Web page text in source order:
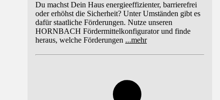
Du machst Dein Haus energieeffizienter, barrierefrei
oder erhöhst die Sicherheit? Unter Umständen gibt es
dafür staatliche Förderungen. Nutze unseren
HORNBACH Fördermittelkonfigurator und finde
heraus, welche Förderungen ...mehr